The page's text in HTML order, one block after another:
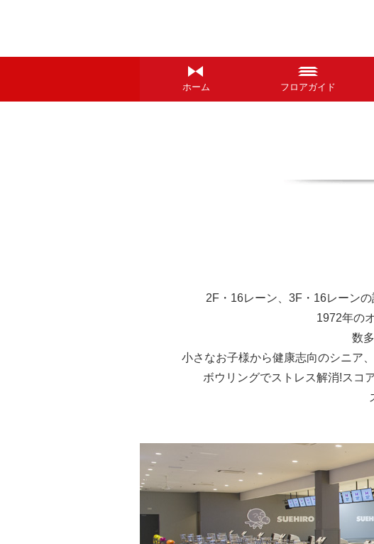
ホーム フロアガイド
2F・16レーン、3F・16レーン
1972年の
数
小さなお子様から健康志向のシニア
ボウリングでストレス解消!スコ